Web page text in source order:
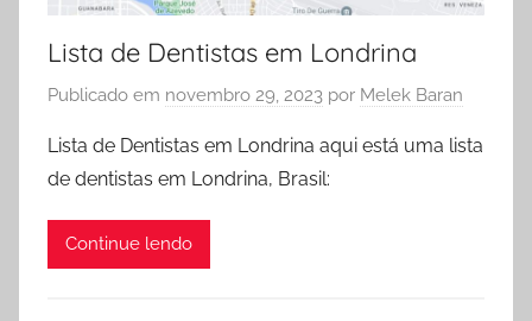
Lista de Dentistas em Londrina
Publicado em novembro 29, 2023 por Melek Baran
Lista de Dentistas em Londrina aqui está uma lista
de dentistas em Londrina, Brasil:
Continue lendo